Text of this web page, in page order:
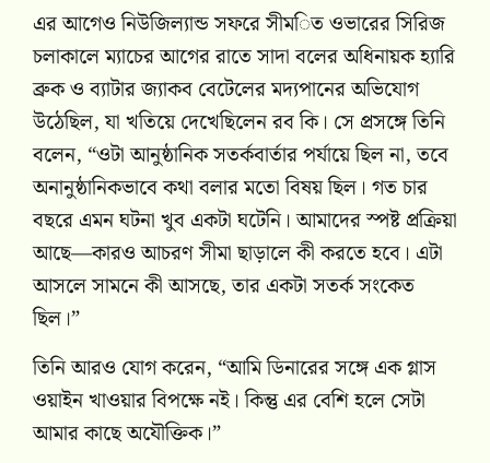
এর আগেও নিউজিল্যান্ড সফরে সীমিত ওভারের সিরিজ
চলাকালে ম্যাচের আগের রাতে সাদা বলের অধিনায়ক হ্যারি
ব্রুক ও ব্যাটার জ্যাকব বেটেলের মদ্যপানের অভিযোগ
উঠেছিল, যা খতিয়ে দেখেছিলেন রব কি। সে প্রসঙ্গে তিনি
বলেন, “ওটা আনুষ্ঠানিক সতর্কবার্তার পর্যায়ে ছিল না, তবে
অনানুষ্ঠানিকভাবে কথা বলার মতো বিষয় ছিল। গত চার
বছরে এমন ঘটনা খুব একটা ঘটেনি। আমাদের স্পষ্ট প্রক্রিয়া
আছে—কারও আচরণ সীমা ছাড়ালে কী করতে হবে। এটা
আসলে সামনে কী আসছে, তার একটা সতর্ক সংকেত
ছিল।”
তিনি আরও যোগ করেন, “আমি ডিনারের সঙ্গে এক গ্লাস
ওয়াইন খাওয়ার বিপক্ষে নই। কিন্তু এর বেশি হলে সেটা
আমার কাছে অযৌক্তিক।”